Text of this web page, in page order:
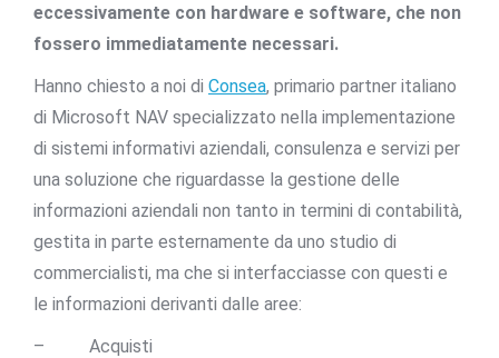
eccessivamente con hardware e software, che non
fossero immediatamente necessari.
Hanno chiesto a noi di Consea, primario partner italiano
di Microsoft NAV specializzato nella implementazione
di sistemi informativi aziendali, consulenza e servizi per
una soluzione che riguardasse la gestione delle
informazioni aziendali non tanto in termini di contabilità,
gestita in parte esternamente da uno studio di
commercialisti, ma che si interfacciasse con questi e
le informazioni derivanti dalle aree:
– Acquisti